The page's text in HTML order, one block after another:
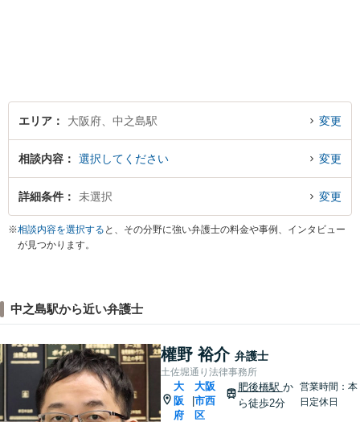
立ちたいと思っています。
エリア 大阪府、中之島駅 変更
相談内容 選択してください 変更
詳細条件 未選択 変更
※相談内容を選択する と、その分野に強い弁護士の料金や事例、インタビュー
が見つかります。
中之島駅から近い弁護士
權野 裕介 弁護士
土佐堀通り法律事務所
大
阪
府
大阪
市西
区
肥後橋駅 か
ら徒歩2分
営業時間：本
日定休日